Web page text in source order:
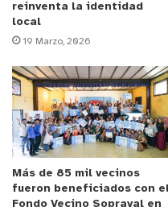
las más de 300
región”.
La autoridad
personas recibirán
del 10% de las AFP
Cuando queremos
gobierno regional y
nos encontramos
reinventa la identidad
local
19 Marzo, 2026
Más de 85 mil vecinos
fueron beneficiados con
Fondo Vecino Sopraval en